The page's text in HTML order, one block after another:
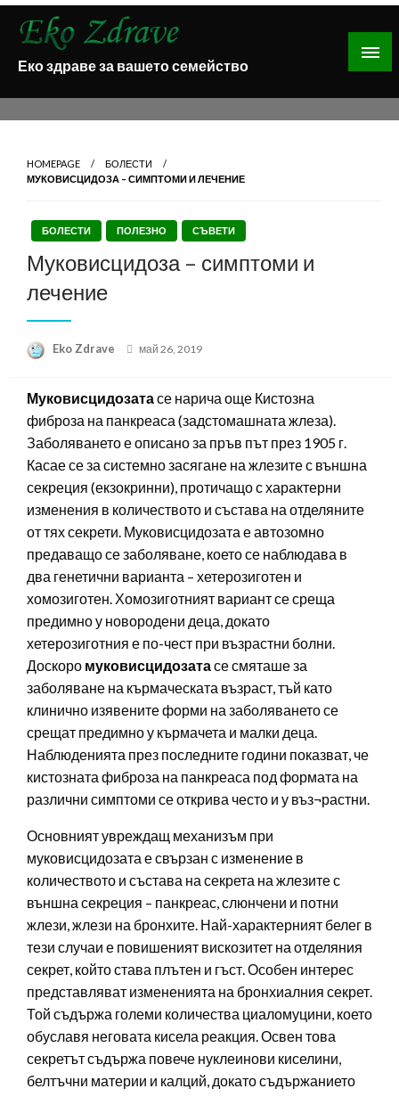
Skip
Еко здраве за вашето семейство
HOMEPAGE
БОЛЕСТИ
МУКОВИСЦИДОЗА – СИМПТОМИ И ЛЕЧЕНИЕ
БОЛЕСТИ ПОЛЕЗНО СЪВЕТИ
Муковисцидоза – симптоми и
лечение
Eko Zdrave
Posted
май 26, 2019
Муковисцидозата се нарича още Кистозна
фиброза на панкреаса (задстомашната жлеза).
Заболяването е описано за пръв път през 1905 г.
Касае се за системно засягане на жлезите с външна
секреция (екзокринни), протичащо с характерни
изменения в количеството и състава на отделяните
от тях секрети. Муковисцидозата е автозомно
предаващо се заболяване, което се наблюдава в
два генетични варианта – хетерозиготен и
хомозиготен. Хомозиготният вариант се среща
предимно у новородени деца, докато
хетерозиготния е по-чест при възрастни болни.
Доскоро муковисцидозата се смяташе за
заболяване на кърмаческата възраст, тъй като
клинично изявените форми на заболяването се
срещат предимно у кърмачета и малки деца.
Наблюденията през последните години показват, че
кистозната фиброза на панкреаса под формата на
различни симптоми се открива често и у въз¬растни.
Основният увреждащ механизъм при
муковисцидозата е свързан с изменение в
количеството и състава на секрета на жлезите с
външна секреция – панкреас, слюнчени и потни
жлези, жлези на бронхите. Най-характерният белег в
тези случаи е повишеният вискозитет на отделяния
секрет, който става плътен и гъст. Особен интерес
представляват измененията на бронхиалния секрет.
Той съдържа големи количества циаломуцини, което
обуславя неговата кисела реакция. Освен това
секретът съдържа повече нуклеинови киселини,
белтъчни материи и калций, докато съдържанието